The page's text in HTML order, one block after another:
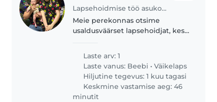
Lapsehoidmise töö asukohas Tartu
Meie perekonnas otsime
usaldusväärset lapsehoidjat, kes
rahulik ja naljakas laps. Meil on ka
lemmikloomad, seega peaks..
Laste arv: 1
Laste vanus: Beebi •Väikelaps
Hiljutine tegevus: 1 kuu tagasi
Keskmine vastamise aeg: 46
minutit